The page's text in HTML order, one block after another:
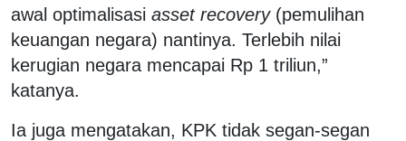
awal optimalisasi asset recovery(pemulihan
keuangan negara) nantinya. Terlebih nilai
kerugian negara mencapai Rp 1 triliun,”
katanya.
Ia juga mengatakan, KPK tidak segan-segan